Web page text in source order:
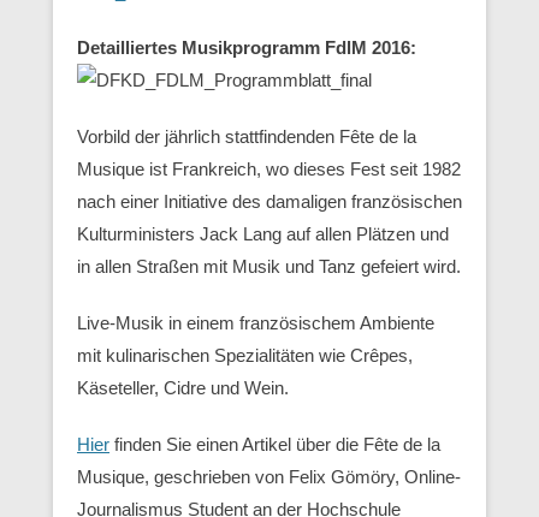
Detailliertes Musikprogramm FdlM 2016:
Vorbild der jährlich stattfindenden Fête de la
Musique ist Frankreich, wo dieses Fest seit 1982
nach einer Initiative des damaligen französischen
Kulturministers Jack Lang auf allen Plätzen und
in allen Straßen mit Musik und Tanz gefeiert wird.
Live-Musik in einem französischem Ambiente
mit kulinarischen Spezialitäten wie Crêpes,
Käseteller, Cidre und Wein.
Hier finden Sie einen Artikel über die Fête de la
Musique, geschrieben von Felix Gömöry, Online-
Journalismus Student an der Hochschule